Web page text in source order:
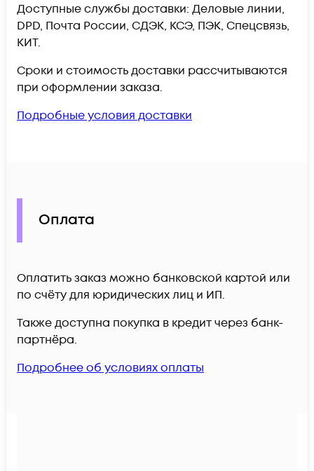
Доступные службы доставки: Деловые линии,
DPD, Почта России, СДЭК, КСЭ, ПЭК, Спецсвязь,
КИТ.
Сроки и стоимость доставки рассчитываются
при оформлении заказа.
Подробные условия доставки
Оплата
Оплатить заказ можно банковской картой или
по счёту для юридических лиц и ИП.
Также доступна покупка в кредит через банк-
партнёра.
Подробнее об условиях оплаты